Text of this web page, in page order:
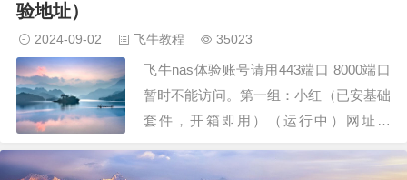
建于2000年，至今24年，已经发布多达
验地址）
2024-09-02 飞牛教程 35023
飞牛nas体验账号请用443端口 8000端口
暂时不能访问。第一组：小红（已安基础
套件，开箱即用）（运行中）网址：
xiaohong1 密码：xiaohong1网址：